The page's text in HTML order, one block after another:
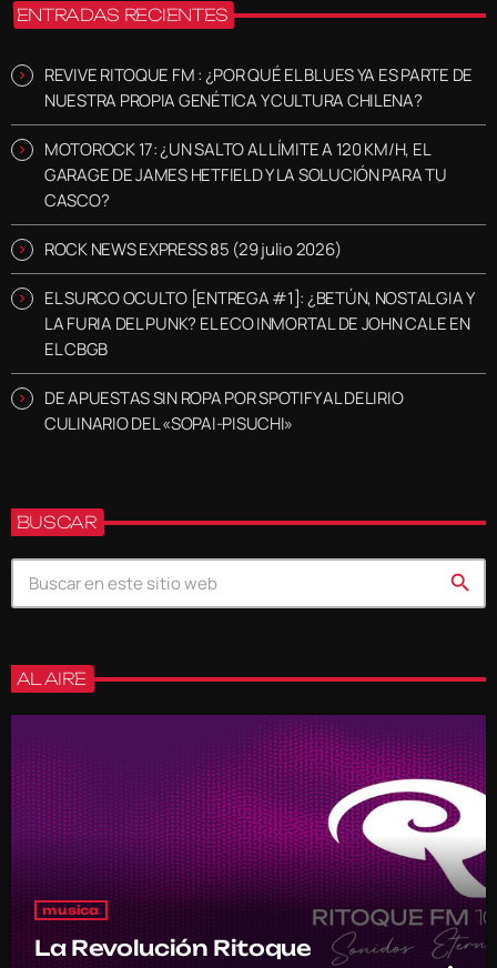
ENTRADAS RECIENTES
REVIVE RITOQUE FM : ¿POR QUÉ EL BLUES YA ES PARTE DE
NUESTRA PROPIA GENÉTICA Y CULTURA CHILENA?
MOTOROCK 17: ¿UN SALTO AL LÍMITE A 120 KM/H, EL
GARAGE DE JAMES HETFIELD Y LA SOLUCIÓN PARA TU
CASCO?
ROCK NEWS EXPRESS 85 (29 julio 2026)
EL SURCO OCULTO [ENTREGA #1]: ¿BETÚN, NOSTALGIA Y
LA FURIA DEL PUNK? EL ECO INMORTAL DE JOHN CALE EN
EL CBGB
DE APUESTAS SIN ROPA POR SPOTIFY AL DELIRIO
CULINARIO DEL «SOPAI-PISUCHI»
BUSCAR
search
AL AIRE
musica
La Revolución Ritoque